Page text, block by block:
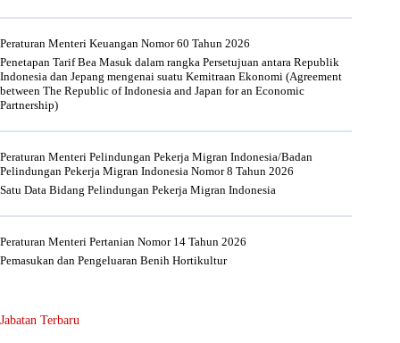
Peraturan Menteri Keuangan Nomor 60 Tahun 2026
Penetapan Tarif Bea Masuk dalam rangka Persetujuan antara Republik
Indonesia dan Jepang mengenai suatu Kemitraan Ekonomi (Agreement
between The Republic of Indonesia and Japan for an Economic
Partnership)
Peraturan Menteri Pelindungan Pekerja Migran Indonesia/Badan
Pelindungan Pekerja Migran Indonesia Nomor 8 Tahun 2026
Satu Data Bidang Pelindungan Pekerja Migran Indonesia
Peraturan Menteri Pertanian Nomor 14 Tahun 2026
Pemasukan dan Pengeluaran Benih Hortikultur
Jabatan Terbaru